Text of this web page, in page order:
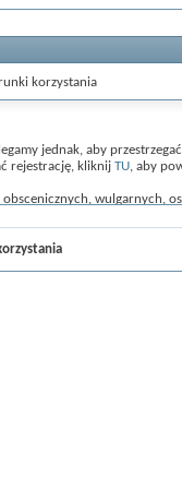
korzystania
jednak, aby
rejestrację, kliknij TU, aby
wulgarnych,
mają prawo do
danych. Informacje te nie